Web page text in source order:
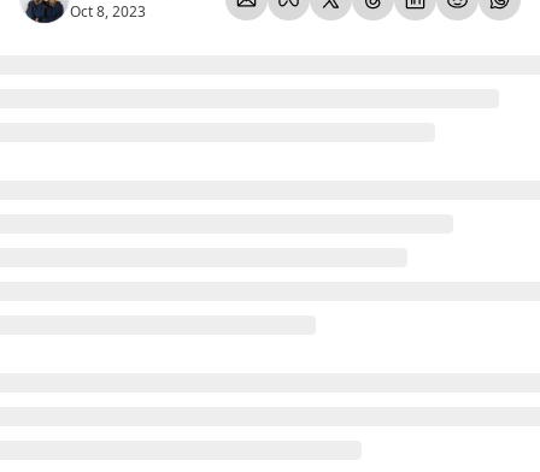
Oct 8, 2023